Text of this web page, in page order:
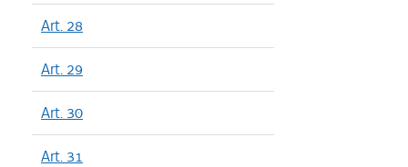
Art. 28
Art. 29
Art. 30
Art. 31